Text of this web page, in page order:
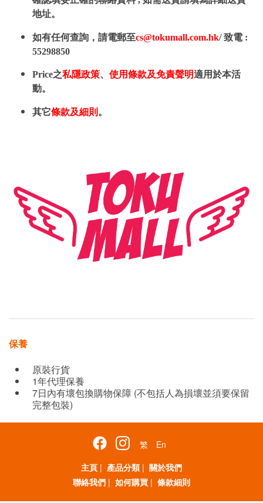
地址。
如有任何查詢，請電郵至cs@tokumall.com.hk/ 致電 :
55298850
Price之私隱政策、 使用條款及免責聲明適用於本活
動。
其它條款及細則 。
保養
原裝行貨
1年代理保養
7日內有壞包換購物保障 (不包括人為損壞並須要保留
完整包裝)
繁
En
主頁 | 產品分類 | 關於我們
聯絡我們 | 如何購買 | 條款細則